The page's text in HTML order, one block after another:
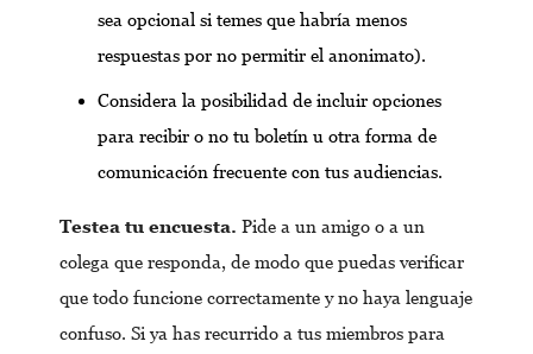
sea opcional si temes que habría menos
respuestas por no permitir el anonimato).
Considera la posibilidad de incluir opciones
para recibir o no tu boletín u otra forma de
comunicación frecuente con tus audiencias.
Testea tu encuesta. Pide a un amigo o a un
colega que responda, de modo que puedas verificar
que todo funcione correctamente y no haya lenguaje
confuso. Si ya has recurrido a tus miembros para